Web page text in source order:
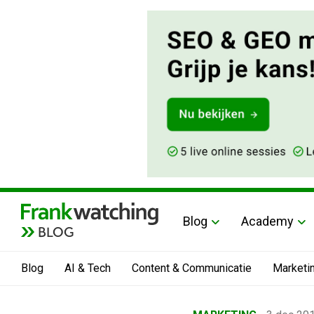
BLOG
Blog Academy
Blog AI & Tech Content & Communicatie